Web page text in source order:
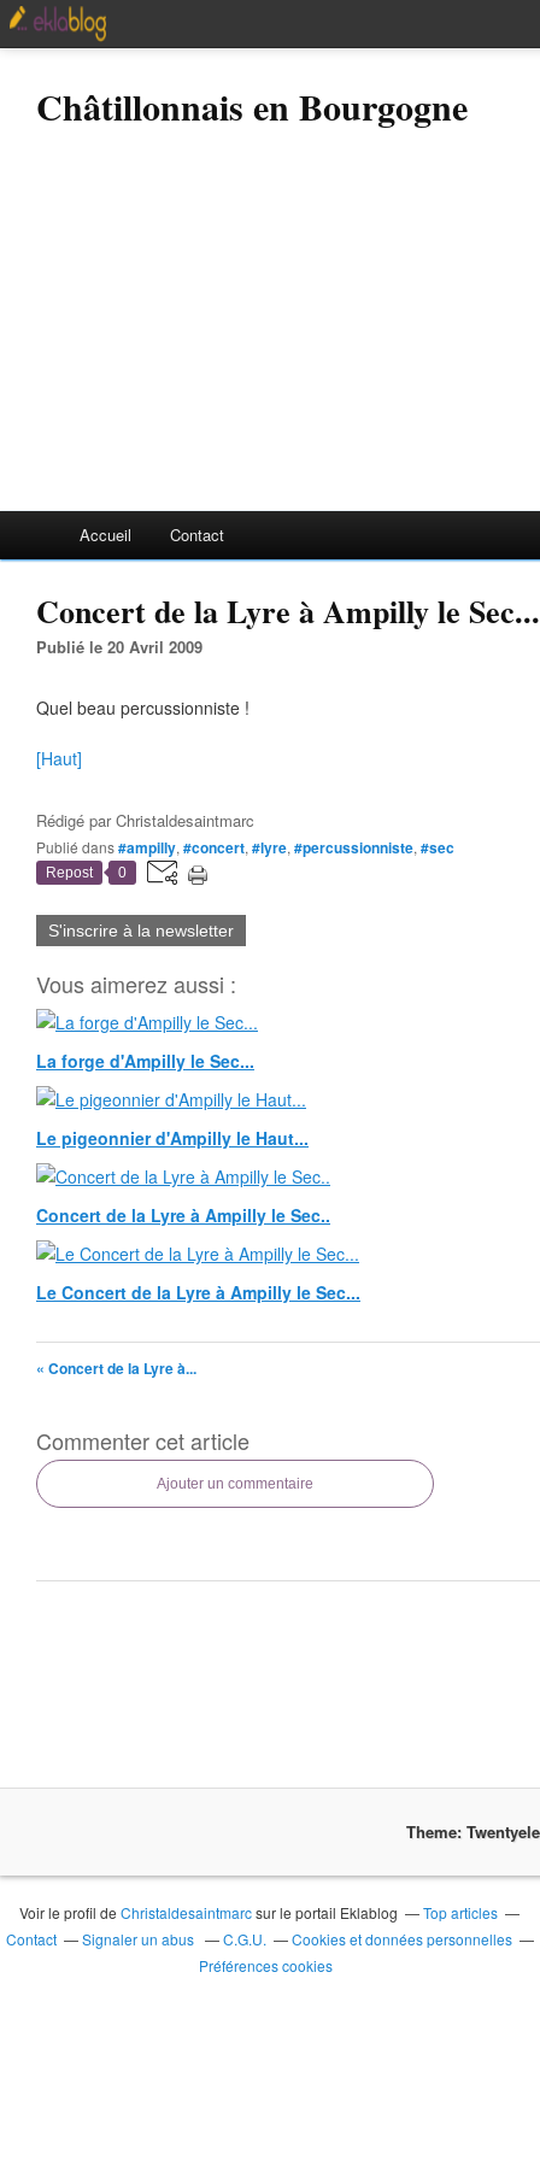
Châtillonnais en Bourgogne
Accueil Contact
Concert de la Lyre à Ampilly le Sec...
Publié le 20 Avril 2009
Quel beau percussionniste !
[Haut]
Rédigé parChristaldesaintmarc
Publié dans#ampilly, #concert, #lyre, #percussionniste, #sec
Repost 0
S'inscrire à la newsletter
Vous aimerez aussi :
La forge d'Ampilly le Sec...
Le pigeonnier d'Ampilly le Haut...
Concert de la Lyre à Ampilly le Sec..
Le Concert de la Lyre à Ampilly le Sec...
« Concert de la Lyre à...
Commenter cet article
Ajouter un commentaire
Theme:
Voir le profil deChristaldesaintmarcsur le portail Eklablog
Top articles
Contact
Signaler un abus C.G.U.
Cookies et données personnelles
Préférences cookies